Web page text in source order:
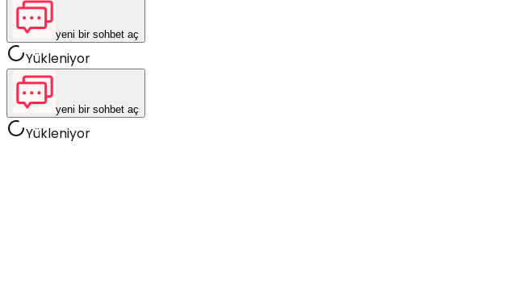
yeni bir sohbet aç
Yükleniyor
yeni bir sohbet aç
Yükleniyor